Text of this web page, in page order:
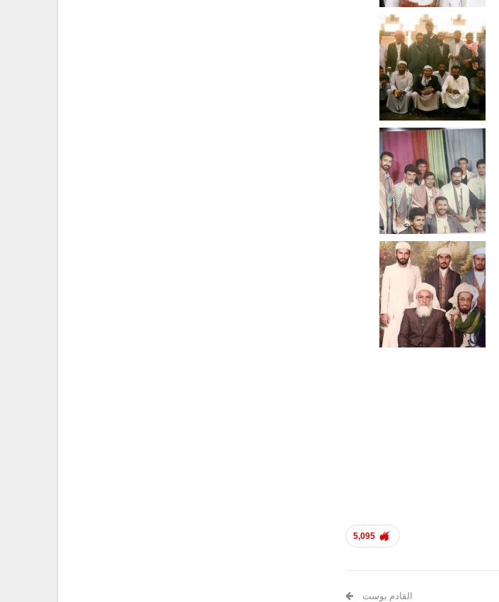
5,095
القادم بوست